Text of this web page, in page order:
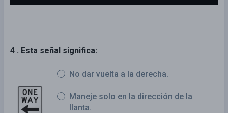
4 . Esta señal significa:
No dar vuelta a la derecha.
Maneje solo en la dirección de la
llanta.